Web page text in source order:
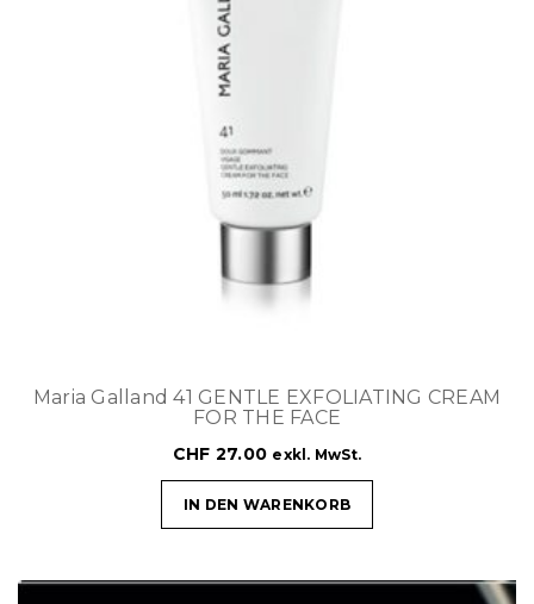
Maria Galland 41 GENTLE EXFOLIATING CREAM
FOR THE FACE
CHF 27.00 exkl. MwSt.
IN DEN WARENKORB